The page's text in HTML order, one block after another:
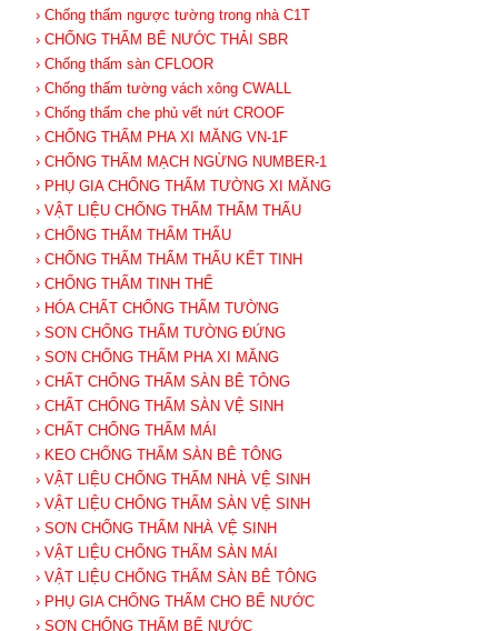
› Chống thấm ngược tường trong nhà C1T
› CHỐNG THẤM BỂ NƯỚC THẢI SBR
› Chống thấm sàn CFLOOR
› Chống thấm tường vách xông CWALL
› Chống thấm che phủ vết nứt CROOF
› CHỐNG THẤM PHA XI MĂNG VN-1F
› CHỐNG THẤM MẠCH NGỪNG NUMBER-1
› PHỤ GIA CHỐNG THẤM TƯỜNG XI MĂNG
› VẬT LIỆU CHỐNG THẤM THẨM THẤU
› CHỐNG THẤM THẨM THẤU
› CHỐNG THẤM THẨM THẤU KẾT TINH
› CHỐNG THẤM TINH THỂ
› HÓA CHẤT CHỐNG THẤM TƯỜNG
› SƠN CHỐNG THẤM TƯỜNG ĐỨNG
› SƠN CHỐNG THẤM PHA XI MĂNG
› CHẤT CHỐNG THẤM SÀN BÊ TÔNG
› CHẤT CHỐNG THẤM SÀN VỆ SINH
› CHẤT CHỐNG THẤM MÁI
› KEO CHỐNG THẤM SÀN BÊ TÔNG
› VẬT LIỆU CHỐNG THẤM NHÀ VỆ SINH
› VẬT LIỆU CHỐNG THẤM SÀN VỆ SINH
› SƠN CHỐNG THẤM NHÀ VỆ SINH
› VẬT LIỆU CHỐNG THẤM SÀN MÁI
› VẬT LIỆU CHỐNG THẤM SÀN BÊ TÔNG
› PHỤ GIA CHỐNG THẤM CHO BỂ NƯỚC
› SƠN CHỐNG THẤM BỂ NƯỚC